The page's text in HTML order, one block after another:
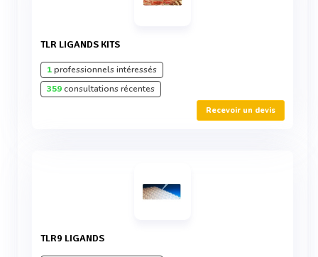
TLR LIGANDS KITS
1professionnels intéressés
359consultations récentes
Recevoir un devis
TLR9 LIGANDS